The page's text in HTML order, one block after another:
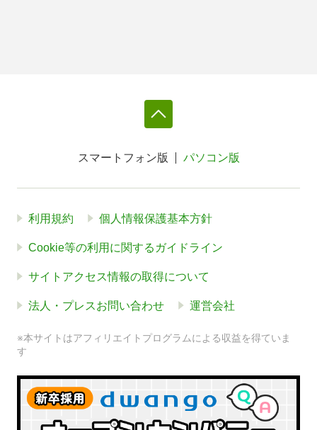
スマートフォン版 パソコン版
利用規約 個人情報保護基本方針
Cookie等の利用に関するガイドライン
サイトアクセス情報の取得について
法人・プレスお問い合わせ 運営会社
※本サイトはアフィリエイトプログラムによる収益を得ていま
す